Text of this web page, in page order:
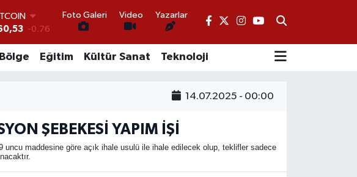
-0.76
0.16
1.44
70
Foto Galeri Video Yazarlar
Bölge Eğitim Kültür Sanat Teknoloji
14.07.2025 - 00:00
ŞEBEKESİ YAPIM İŞİ
uncu maddesine göre açık ihale usulü ile ihale edilecek olup, teklifler sadece